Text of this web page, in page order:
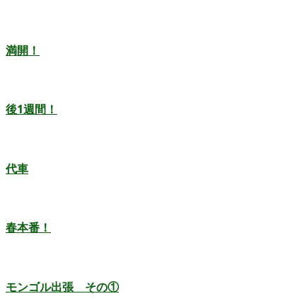
満開！
後1週間！
代車
春本番！
モンゴル出張 その①